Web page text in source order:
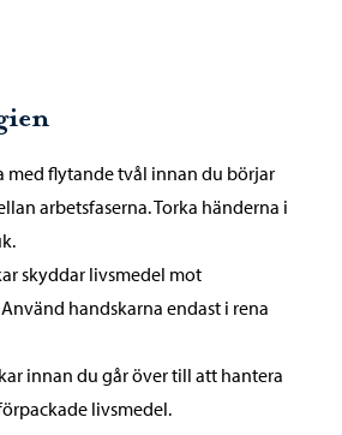
med flytande tvål innan du börjar
arbetsfaserna. Torka händerna i
skyddar livsmedel mot
handskarna endast i rena
innan du går över till att hantera
livsmedel.